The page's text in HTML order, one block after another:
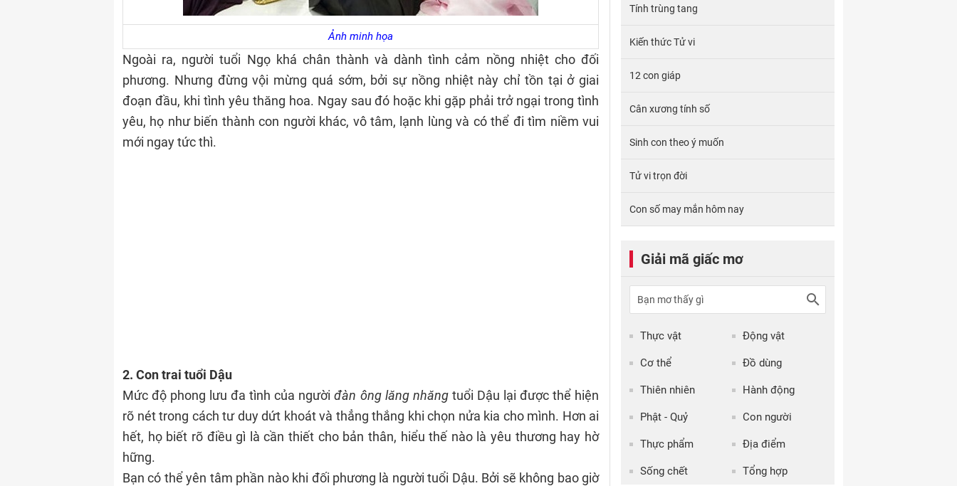
Ảnh minh họa
Ngoài ra, người tuổi Ngọ khá chân thành và dành tình cảm nồng nhiệt cho đối
phương. Nhưng đừng vội mừng quá sớm, bởi sự nồng nhiệt này chỉ tồn tại ở giai
đoạn đầu, khi tình yêu thăng hoa. Ngay sau đó hoặc khi gặp phải trở ngại trong tình
yêu, họ như biến thành con người khác, vô tâm, lạnh lùng và có thể đi tìm niềm vui
mới ngay tức thì.
2. Con trai tuổi Dậu
Mức độ phong lưu đa tình của ngườiđàn ông lăng nhăngtuổi Dậu lại được thể hiện
rõ nét trong cách tư duy dứt khoát và thẳng thắng khi chọn nửa kia cho mình. Hơn ai
hết, họ biết rõ điều gì là cần thiết cho bản thân, hiểu thế nào là yêu thương hay hờ
hững.
Bạn có thể yên tâm phần nào khi đối phương là người tuổi Dậu. Bởi sẽ không bao giờ
Tính trùng tang
Kiến thức Tử vi
12 con giáp
Cân xương tính số
Sinh con theo ý muốn
Tử vi trọn đời
Con số may mắn hôm nay
Giải mã giấc mơ
Thực vật Động vật
Cơ thể Đồ dùng
Thiên nhiên Hành động
Phật - Quỷ Con người
Thực phẩm Địa điểm
Sống chết Tổng hợp